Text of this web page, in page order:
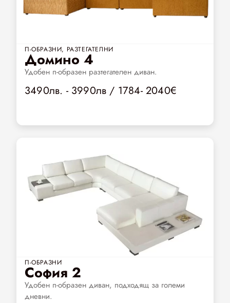
П-ОБРАЗНИ, РАЗТЕГАТЕЛНИ
Домино 4
Удобен п-образен разтегателен диван.
3490лв. - 3990лв / 1784- 2040€
П-ОБРАЗНИ
София 2
Удобен п-образен диван, подходящ за големи
дневни.